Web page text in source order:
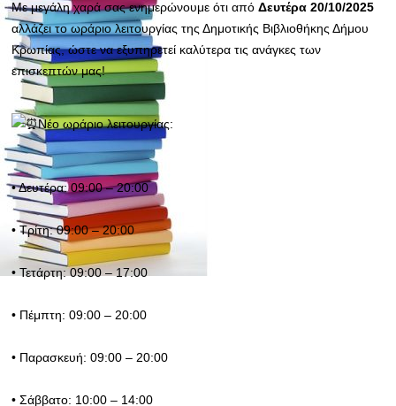
Με μεγάλη χαρά σας ενημερώνουμε ότι απόΔευτέρα 20/10/2025
αλλάζει το ωράριο λειτουργίας της Δημοτικής Βιβλιοθήκης Δήμου
Κρωπίας, ώστε να εξυπηρετεί καλύτερα τις ανάγκες των
επισκεπτών μας!
Νέο ωράριο λειτουργίας:
• Δευτέρα: 09:00 – 20:00
• Τρίτη: 09:00 – 20:00
• Τετάρτη: 09:00 – 17:00
• Πέμπτη: 09:00 – 20:00
• Παρασκευή: 09:00 – 20:00
• Σάββατο: 10:00 – 14:00